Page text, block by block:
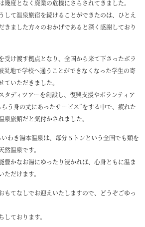
幾度となく廃業の危機にさらされてきました。
して温泉旅宿を続けることができたのは、ひとえ
きました方々のおかげであると深く感謝しており
受け渡す拠点となり、全国から来て下さったボラ
災地で学校へ通うことができなくなった学生の寄
いただきました。
タディツアーを創設し、復興支援やボランティア
う身の丈にあったサービス”をする中で、疲れた
旅館だと気付かされました。
わき湯本温泉は、毎分５トンという全国でも類を
温泉です。
豊かなお湯にゆったり浸かれば、心身ともに温ま
だけます。
もてなしでお迎えいたしますので、どうぞごゆっ
ております。